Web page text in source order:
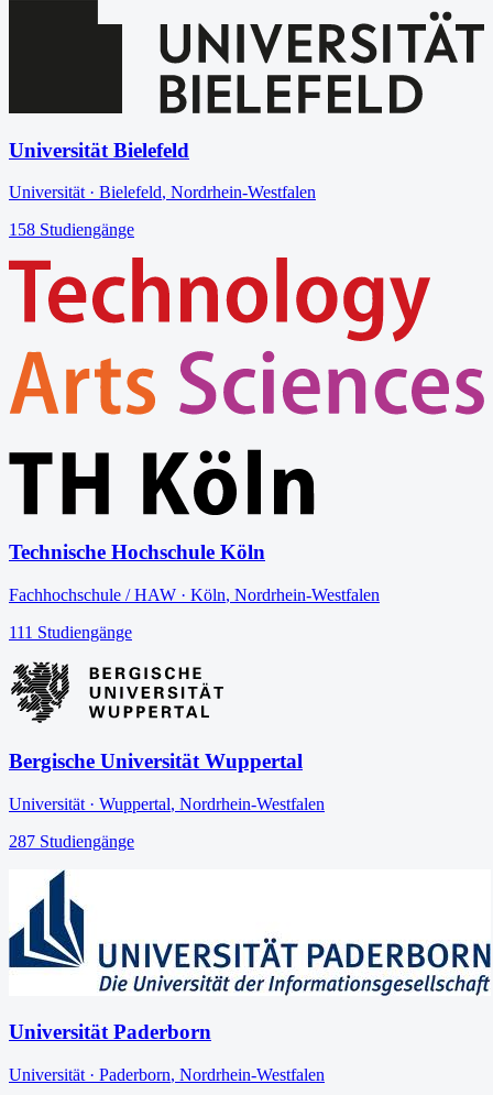
Universität Bielefeld
Universität · Bielefeld, Nordrhein-Westfalen
158 Studiengänge
Technische Hochschule Köln
Fachhochschule / HAW · Köln, Nordrhein-Westfalen
111 Studiengänge
Bergische Universität Wuppertal
Universität · Wuppertal, Nordrhein-Westfalen
287 Studiengänge
Universität Paderborn
Universität · Paderborn, Nordrhein-Westfalen